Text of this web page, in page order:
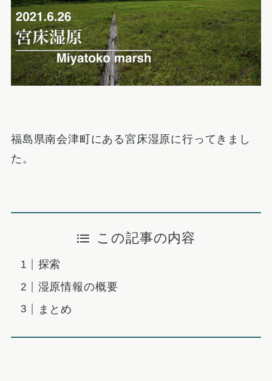
福島県南会津町にある宮床湿原に行ってきまし
た。
この記事の内容
探索
湿原情報の概要
まとめ